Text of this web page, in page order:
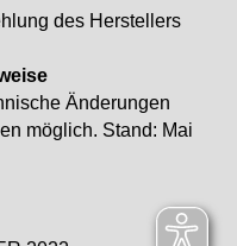
des Herstellers
Änderungen
möglich. Stand: Mai